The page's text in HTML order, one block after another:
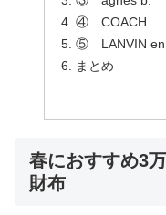
④ COACH
⑤ LANVIN en
まとめ
春におすすめ3
財布